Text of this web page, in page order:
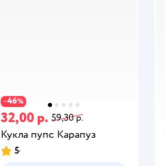
−46%
32,00 р. 59,30 р.
Кукла пупс Карапуз
5